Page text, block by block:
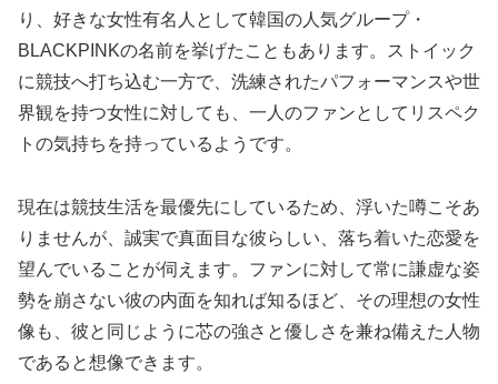
り、好きな女性有名人として韓国の人気グループ・
BLACKPINKの名前を挙げたこともあります。ストイック
に競技へ打ち込む一方で、洗練されたパフォーマンスや世
界観を持つ女性に対しても、一人のファンとしてリスペク
トの気持ちを持っているようです。
現在は競技生活を最優先にしているため、浮いた噂こそあ
りませんが、誠実で真面目な彼らしい、落ち着いた恋愛を
望んでいることが伺えます。ファンに対して常に謙虚な姿
勢を崩さない彼の内面を知れば知るほど、その理想の女性
像も、彼と同じように芯の強さと優しさを兼ね備えた人物
であると想像できます。